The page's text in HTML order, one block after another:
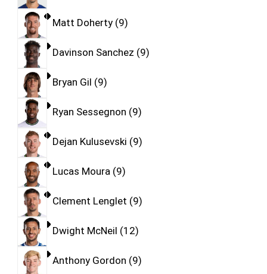
Matt Doherty 9
Davinson Sanchez 9
Bryan Gil 9
Ryan Sessegnon 9
Dejan Kulusevski 9
Lucas Moura 9
Clement Lenglet 9
Dwight McNeil 12
Anthony Gordon 9